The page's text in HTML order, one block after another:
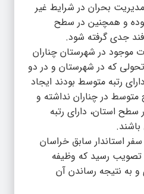
بحران در شرایط غیر
و همچنین در سطح
جدی گرفته شود.
موجود در شهرستان چناران
که در شهرستان و در دو
رتبه متوسط بودند ایجاد
متوسط در چناران نداشته و
سطح استان، دارای رتبه
استاندار سابق خراسان
رسید که وظیفه
به نتیجه رساندن آن